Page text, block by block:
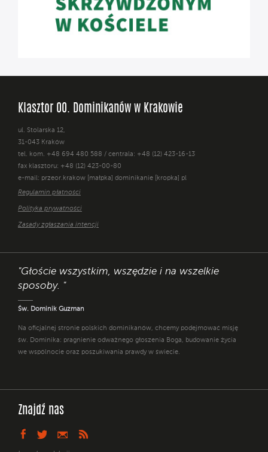
Klasztor OO. Dominikanów w Krakowie
ul. Stolarska 12,
31-043 Kraków
tel. kom. +48 694 480 588 / centrala: +48 (12) 423-16-13
fax klasztoru: +48 (12) 423-00-80
e-mail: przeor.krakow [małpka] dominikanie [kropka] pl
Regulamin płatności
Polityka prywatności
Zasady zgłaszania intencji
"Głoście wszystkim, wszędzie i na wszelkie
sposoby. "
Św. Dominik Guzman
Na oficjalnej stronie polskich dominikanów, chcemy podejmować misję
św. Dominika: pragnienie odważnego głoszenia Boga, budowanie życia
we wspólnocie oraz poszukiwania prawdy w świecie.
Znajdź nas